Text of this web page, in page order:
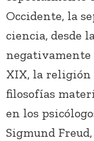
Occidente, la
ciencia, desde
negativamente
XIX, la religión
filosofías
en los
Sigmund